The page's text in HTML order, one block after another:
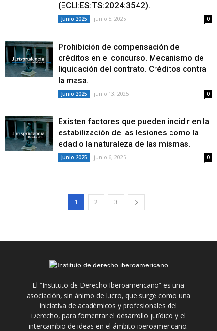
(ECLI:ES:TS:2024:3542).
Junio 2025 junio 5, 2025 0
Prohibición de compensación de
créditos en el concurso. Mecanismo de
liquidación del contrato. Créditos contra
la masa.
Junio 2025 junio 13, 2025 0
Existen factores que pueden incidir en la
estabilización de las lesiones como la
edad o la naturaleza de las mismas.
Junio 2025 junio 6, 2025 0
1 2 3
El “Instituto de Derecho Iberoamericano” es una
asociación, sin ánimo de lucro, que surge como una
iniciativa de académicos y profesionales del
Derecho, para fomentar el desarrollo jurídico y el
intercambio de ideas en el ámbito iberoamericano.